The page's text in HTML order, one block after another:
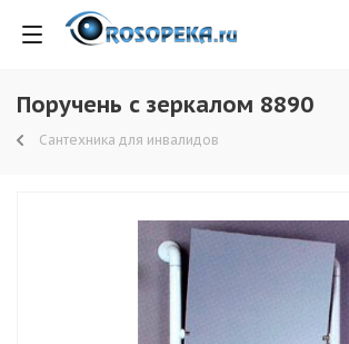
Поручень с зеркалом 8890
Сантехника для инвалидов